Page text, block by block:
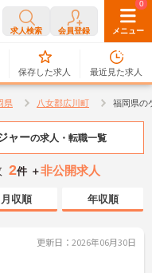
求人検索 会員登録 メニュー
0
保存した求人
0
最近見た求人
県 八女郡広川町 福岡県の
ャーの求人・転職一覧
2件 ＋非公開求人
月収順 年収順
更新日：2026年06月30日